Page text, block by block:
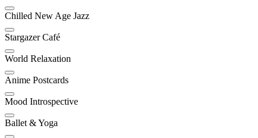
Chilled New Age Jazz
Stargazer Café
World Relaxation
Anime Postcards
Mood Introspective
Ballet & Yoga